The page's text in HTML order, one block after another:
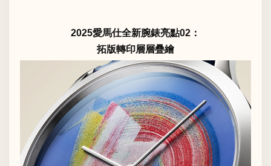
2025愛馬仕全新腕錶亮點02：
拓版轉印層層疊繪